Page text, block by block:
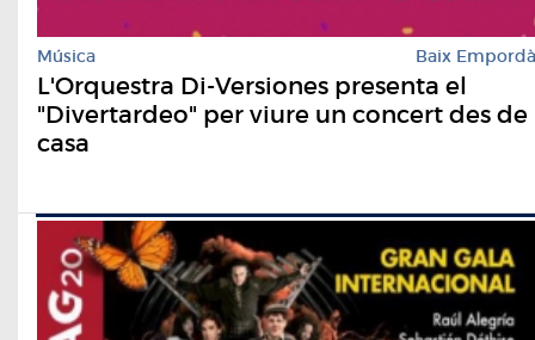
Música Baix Empordà
L'Orquestra Di-Versiones presenta el
"Divertardeo" per viure un concert des de
casa